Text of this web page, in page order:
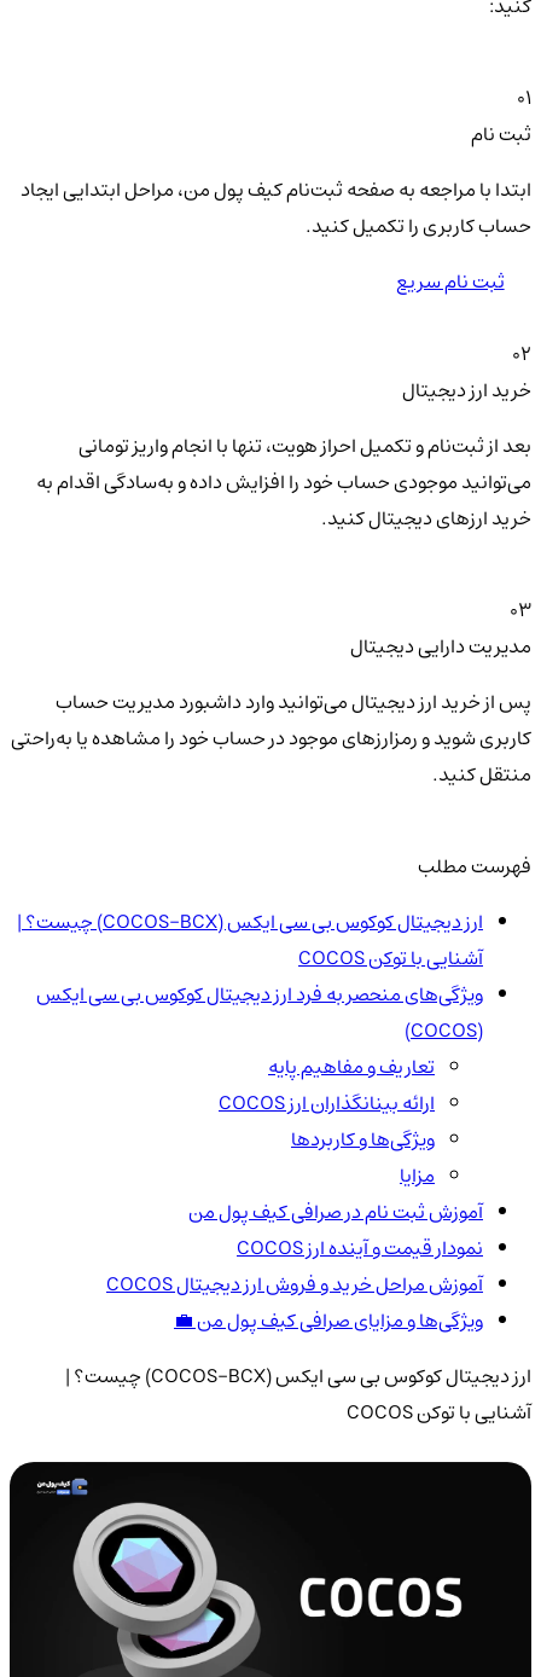
01
ثبت نام
ابتدا با مراجعه به صفحه ثبت‌نام کیف‌ پول من، مراحل ابتدایی ایجاد
حساب کاربری را تکمیل کنید.
ثبت نام سریع
02
خرید ارز دیجیتال
بعد از ثبت‌نام و تکمیل احراز هویت، تنها با انجام واریز تومانی
می‌توانید موجودی حساب خود را افزایش داده و به‌سادگی اقدام به
خرید ارزهای دیجیتال کنید.
03
مدیریت دارایی دیجیتال
پس از خرید ارز دیجیتال می‌توانید وارد داشبورد مدیریت حساب
کاربری شوید و رمزارزهای موجود در حساب خود را مشاهده یا به‌راحتی
منتقل کنید.
فهرست مطلب
ارز دیجیتال کوکوس بی سی ایکس (COCOS-BCX) چیست؟ |
آشنایی با توکن COCOS
ویژگی‌های منحصر به فرد ارز دیجیتال کوکوس بی سی ایکس
تعاریف و مفاهیم پایه
ارائه بینانگذاران ارز COCOS
ویژگی‌ها و کاربردها
مزایا
آموزش ثبت نام در صرافی کیف پول من
نمودار قیمت و آینده ارز COCOS
آموزش مراحل خرید و فروش ارز دیجیتال COCOS
ویژگی‌ها و مزایای صرافی کیف پول من 💼
ارز دیجیتال کوکوس بی سی ایکس (COCOS-BCX) چیست؟ |
آشنایی با توکن COCOS